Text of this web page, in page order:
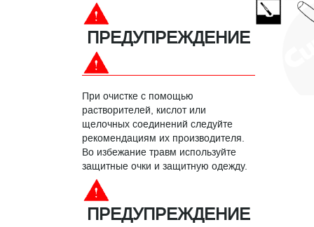
ПРЕДУПРЕЖДЕНИЕ
При очистке с помощью
растворителей, кислот или
щелочных соединений следуйте
рекомендациям их производителя.
Во избежание травм используйте
защитные очки и защитную одежду.
ПРЕДУПРЕЖДЕНИЕ